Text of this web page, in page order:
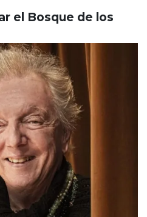
el Bosque de los